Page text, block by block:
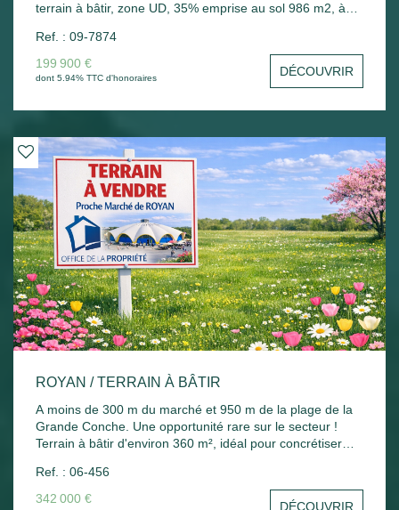
terrain à bâtir, zone UD, 35% emprise au sol 986 m2, à
VOIR
Ref. : 09-7874
199 900 €
dont 5.94% TTC d'honoraires DÉCOUVRIR
ROYAN / TERRAIN À BÂTIR
A moins de 300 m du marché et 950 m de la plage de la
Grande Conche. Une opportunité rare sur le secteur !
Terrain à bâtir d'environ 360 m², idéal pour concrétiser
offre de belles possibilités d'aménagement. Classé en
zone UD avec une emprise au sol de 35 %. À découvrir
Ref. : 06-456
342 000 €
DÉCOUVRIR